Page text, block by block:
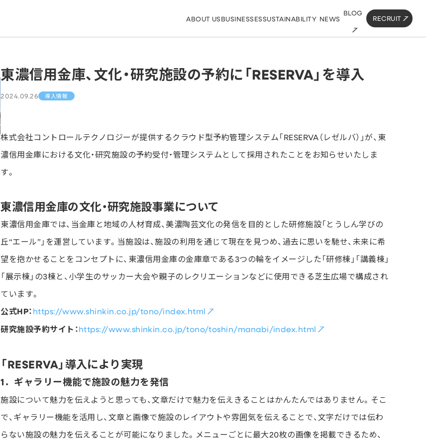
ABOUT USBUSINESSESSUSTAINABILITY NEWS
BLOG
RECRUIT
東濃信用金庫、文化・研究施設の予約に「RESERVA」を導入
2024.09.26 導入情報
株式会社コントロールテクノロジーが提供するクラウド型予約管理システム「RESERVA（レゼルバ）」が、東
濃信用金庫における文化・研究施設の予約受付・管理システムとして採用されたことをお知らせいたしま
す。
東濃信用金庫の文化・研究施設事業について
東濃信用金庫では、当金庫と地域の人材育成、美濃陶芸文化の発信を目的とした研修施設「とうしん学びの
丘“エール”」を運営しています。当施設は、施設の利用を通じて現在を見つめ、過去に思いを馳せ、未来に希
望を抱かせることをコンセプトに、東濃信用金庫の金庫章である3つの輪をイメージした「研修棟」「講義棟」
「展示棟」の3棟と、小学生のサッカー大会や親子のレクリエーションなどに使用できる芝生広場で構成され
ています。
公式HP：https://www.shinkin.co.jp/tono/index.html
研究施設予約サイト：https://www.shinkin.co.jp/tono/toshin/manabi/index.html
「RESERVA」導入により実現
1．ギャラリー機能で施設の魅力を発信
施設について魅力を伝えようと思っても、文章だけで魅力を伝えきることはかんたんではありません。そこ
で、ギャラリー機能を活用し、文章と画像で施設のレイアウトや雰囲気を伝えることで、文字だけでは伝わ
らない施設の魅力を伝えることが可能になりました。メニューごとに最大20枚の画像を掲載できるため、